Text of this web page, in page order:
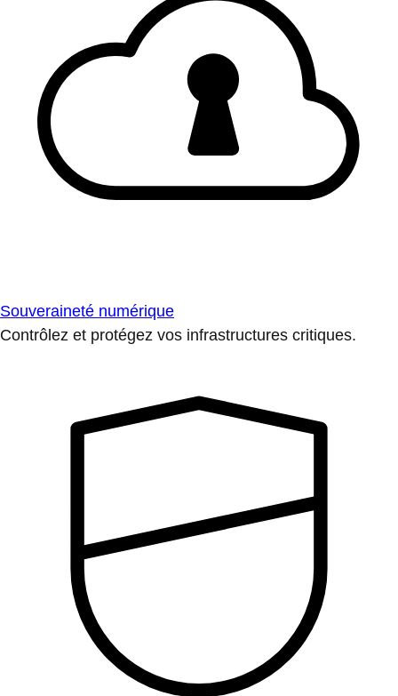
Souveraineté numérique
Contrôlez et protégez vos infrastructures critiques.